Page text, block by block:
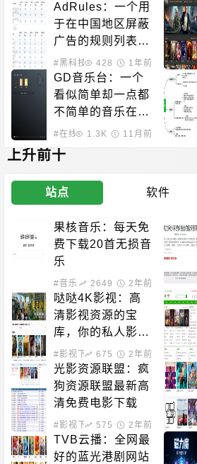
AdRules：一个用
于在中国地区屏蔽
广告的规则列表，
包括AdBlock、D
NS等
#黑科技相关428 1年前
GD音乐台：一个
看似简单却一点都
不简单的音乐在线
站点
#在线影音1.3K 11月前
上升前十
站点 软件
果核音乐：每天免
费下载20首无损音
乐
#音乐下载2649 2年前
哒哒4K影视：高
清影视资源的宝
库，你的私人影院
新选择！
#影视下载 675 2年前
光影资源联盟：疯
狗资源联盟最新高
清免费电影下载
#影视下载 575 2年前
TVB云播：全网最
好的蓝光港剧网站